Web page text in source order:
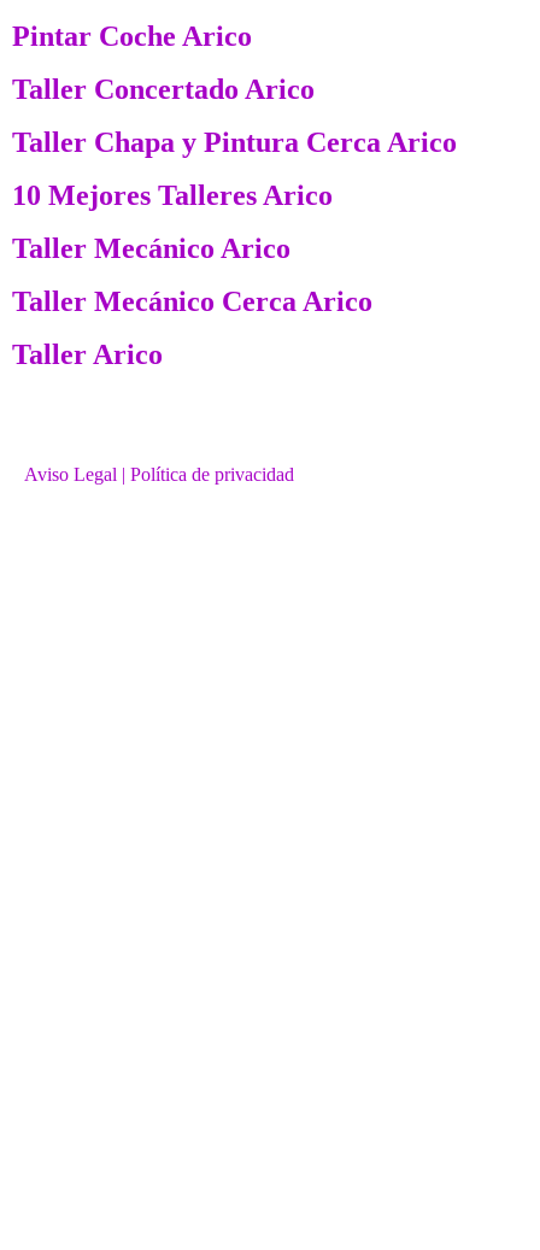
Pintar Coche Arico
Taller Concertado Arico
Taller Chapa y Pintura Cerca Arico
10 Mejores Talleres Arico
Taller Mecánico Arico
Taller Mecánico Cerca Arico
Taller Arico
Aviso Legal | Política de privacidad